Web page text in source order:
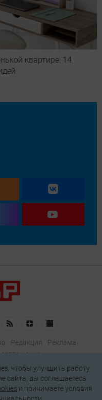
квартире: 14
Редакция
Реклама
чтобы улучшить работу
сайта, вы соглашаетесь
и принимаете условия